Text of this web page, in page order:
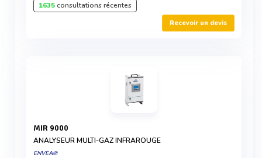
1635consultations récentes
Recevoir un devis
MIR 9000
ANALYSEUR MULTI-GAZ INFRAROUGE
ENVEA®